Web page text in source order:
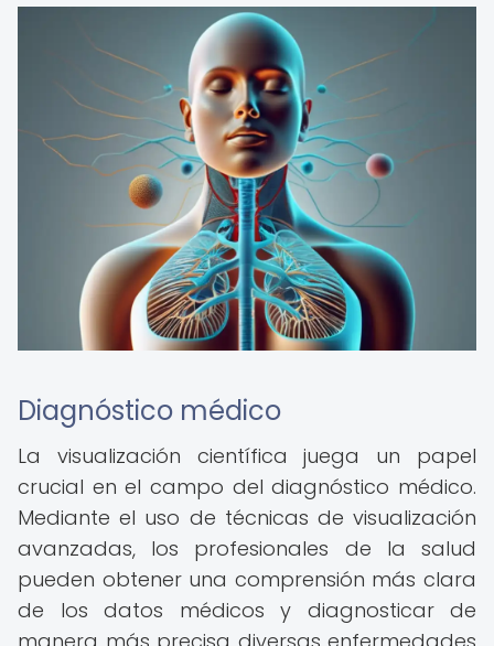
Diagnóstico médico
La visualización científica juega un papel
crucial en el campo del diagnóstico médico.
Mediante el uso de técnicas de visualización
avanzadas, los profesionales de la salud
pueden obtener una comprensión más clara
de los datos médicos y diagnosticar de